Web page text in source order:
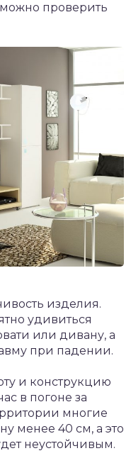
можно проверить
изделия.
удивиться
или дивану, а
при падении.
и конструкцию
в погоне за
многие
менее 40 см, а это
неустойчивым.